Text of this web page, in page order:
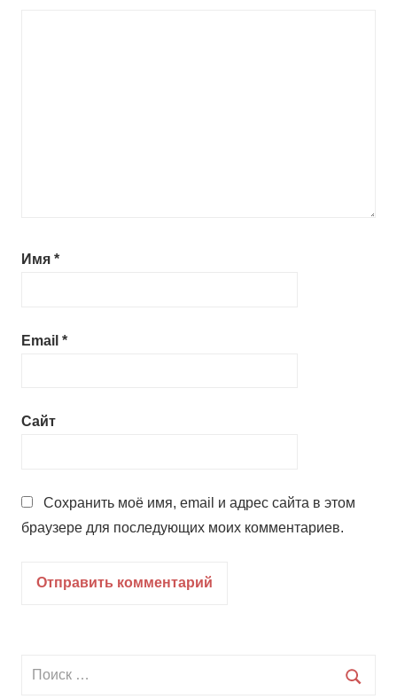
Имя *
Email *
Сайт
Сохранить моё имя, email и адрес сайта в этом
браузере для последующих моих комментариев.